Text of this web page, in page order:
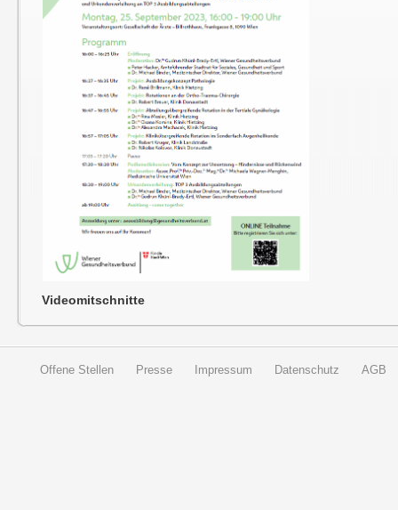
Videomitschnitte
Offene Stellen Presse Impressum Datenschutz AGB